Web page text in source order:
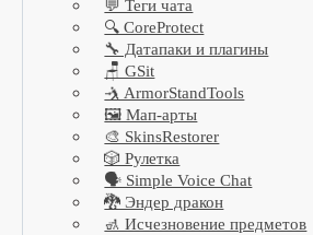
💬 Теги чата
🔍 CoreProtect
🔧 Датапаки и плагины
🪑 GSit
🤺 ArmorStandTools
🖼️ Мап-арты
🎨 SkinsRestorer
🎲 Рулетка
🗣️ Simple Voice Chat
🐉 Эндер дракон
🚮 Исчезновение предметов